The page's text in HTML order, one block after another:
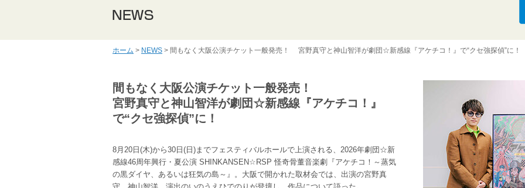
ホーム > NEWS > 間もなく大阪公演チケット一般発売！ 宮野真守と神山智洋が劇団☆新感線『アケチコ！』で“クセ強探偵”に！
間もなく大阪公演チケット一般発売！
宮野真守と神山智洋が劇団☆新感線『アケチコ！』
で“クセ強探偵”に！
8月20日(木)から30日(日)までフェスティバルホールで上演される、2026年劇団☆新
感線46周年興行・夏公演 SHINKANSEN☆RSP 怪奇骨董音楽劇『アケチコ！～蒸気
の黒ダイヤ、あるいは狂気の島～』。大阪で開かれた取材会では、出演の宮野真